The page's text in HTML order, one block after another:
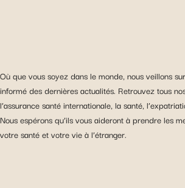
Où que vous soyez dans le monde, nous veillons
informé des dernières actualités. Retrouvez tous
l’assurance santé internationale, la santé,
Nous espérons qu’ils vous aideront à prendre les
votre santé et votre vie à l’étranger.